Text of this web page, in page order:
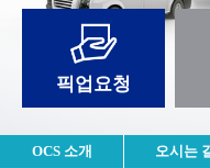
픽업요청
OCS 소개 오시는